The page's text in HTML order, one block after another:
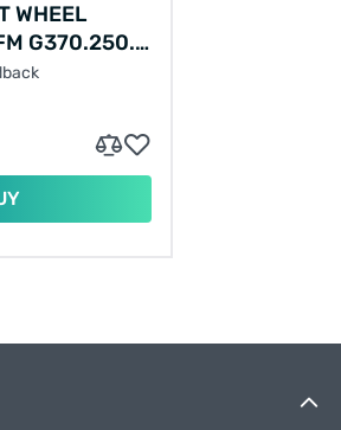
WHEEL
G370.250.V
CLASSIC